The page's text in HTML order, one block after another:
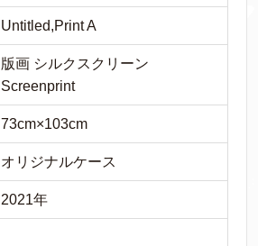
Untitled,Print A
版画 シルクスクリーン
Screenprint
73cm×103cm
オリジナルケース
2021年